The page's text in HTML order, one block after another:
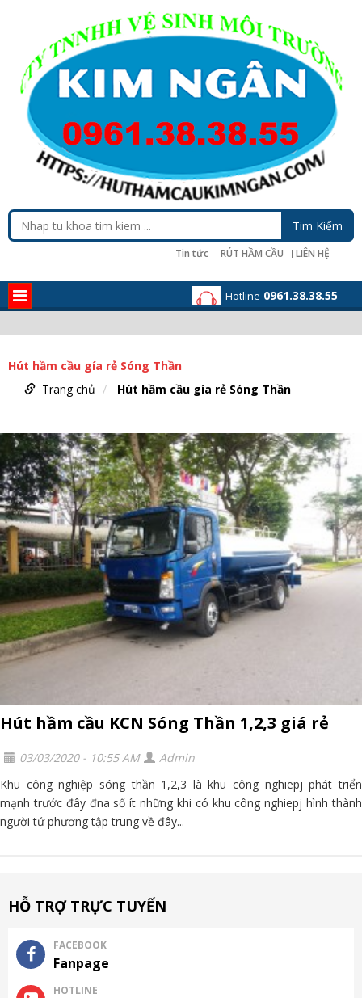
Tin tức RÚT HẦM CẦU LIÊN HỆ
Hotline 0961.38.38.55
Hút hầm cầu gía rẻ Sóng Thần
Trang chủ
Hút hầm cầu gía rẻ Sóng Thần
Hút hầm cầu KCN Sóng Thần 1,2,3 giá rẻ
03/03/2020 - 10:55 AM
Admin
Khu công nghiệp sóng thần 1,2,3 là khu công nghiepj phát triển
mạnh trước đây đna số ít những khi có khu công nghiepj hình thành
người tứ phương tập trung về đây...
HỖ TRỢ TRỰC TUYẾN
FACEBOOK
Fanpage
HOTLINE